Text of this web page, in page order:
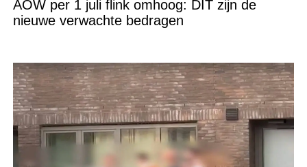
AOW per 1 juli flink omhoog: DIT zijn de
nieuwe verwachte bedragen